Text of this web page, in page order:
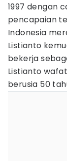
1997 dengan
pencapaian
Indonesia
Listianto
bekerja
Listianto
berusia 50